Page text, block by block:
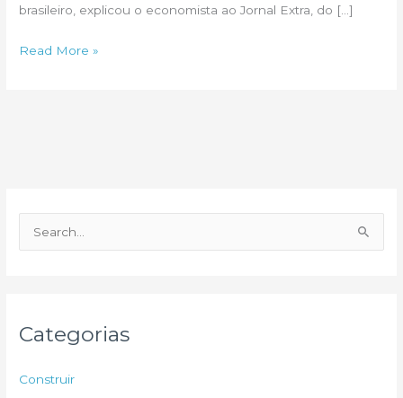
brasileiro, explicou o economista ao Jornal Extra, do […]
Bolha
Read More »
e
Categorias
Construir